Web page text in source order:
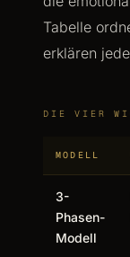
Tabelle
erklären
DIE VIER
MODELL
3-
Phasen-
Modell